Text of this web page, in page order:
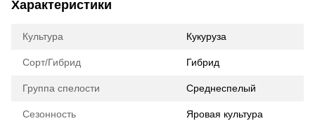
Характеристики
Культура Кукуруза
Сорт/Гибрид Гибрид
Группа спелости Среднеспелый
Сезонность Яровая культура